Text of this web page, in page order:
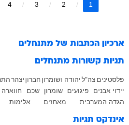
1
2
3
4
ארכיון הכתבות של מתנחלים
תגיות קשורות מתנחלים
פלסטינים צה"ליהודה ושומרון חברוןיצהר
יידוי אבנים
פיגועים שומרון שכם חווארה
הגדה המערבית
מאחזים אלימות
אינדקס תגיות